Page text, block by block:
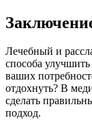
Лечебный и
способа
ваших
отдохнуть? В
сделать
подход.